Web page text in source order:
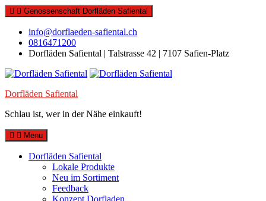
Skip
to
content
Genossenschaft Dorfläden Safiental
info@dorflaeden-safiental.ch
0816471200
Dorfläden Safiental | Talstrasse 42 | 7107 Safien-Platz
Dorfläden Safiental
Schlau ist, wer in der Nähe einkauft!
Menu
Dorfläden Safiental
Lokale Produkte
Neu im Sortiment
Feedback
Konzept Dorfladen